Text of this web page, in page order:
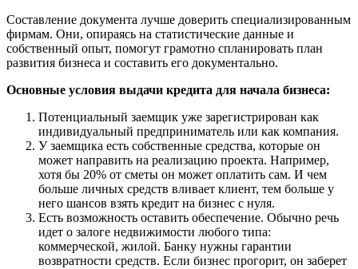
Составление документа лучше доверить специализированным
фирмам. Они, опираясь на статистические данные и
собственный опыт, помогут грамотно спланировать план
развития бизнеса и составить его документально.
Основные условия выдачи кредита для начала бизнеса:
Потенциальный заемщик уже зарегистрирован как
индивидуальный предприниматель или как компания.
У заемщика есть собственные средства, которые он
может направить на реализацию проекта. Например,
хотя бы 20% от сметы он может оплатить сам. И чем
больше личных средств вливает клиент, тем больше у
него шансов взять кредит на бизнес с нуля.
Есть возможность оставить обеспечение. Обычно речь
идет о залоге недвижимости любого типа:
коммерческой, жилой. Банку нужны гарантии
возвратности средств. Если бизнес прогорит, он заберет